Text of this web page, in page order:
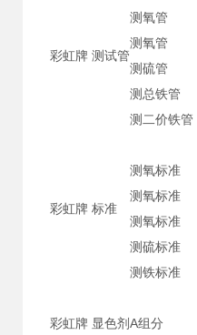
彩虹牌 测试管
测氧管
测氧管
测硫管
测总铁管
测二价铁管
彩虹牌 标准
测氧标准
测氧标准
测氧标准
测硫标准
测铁标准
彩虹牌 显色剂A组分